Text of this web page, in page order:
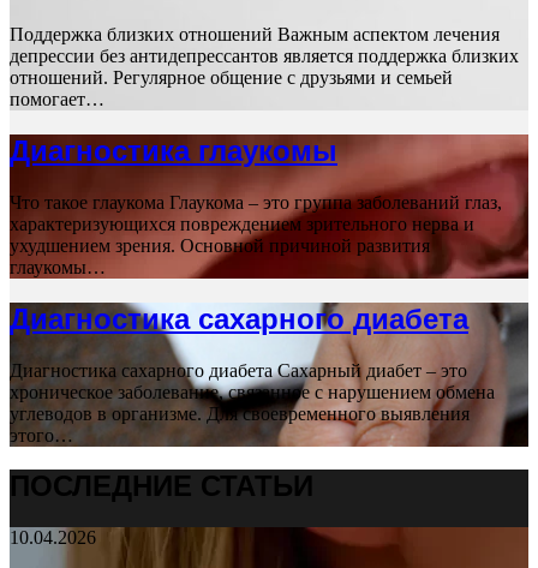
Поддержка близких отношений Важным аспектом лечения
депрессии без антидепрессантов является поддержка близких
отношений. Регулярное общение с друзьями и семьей
помогает…
Диагностика глаукомы
Что такое глаукома Глаукома – это группа заболеваний глаз,
характеризующихся повреждением зрительного нерва и
ухудшением зрения. Основной причиной развития
глаукомы…
Диагностика сахарного диабета
Диагностика сахарного диабета Сахарный диабет – это
хроническое заболевание, связанное с нарушением обмена
углеводов в организме. Для своевременного выявления
этого…
ПОСЛЕДНИЕ СТАТЬИ
10.04.2026